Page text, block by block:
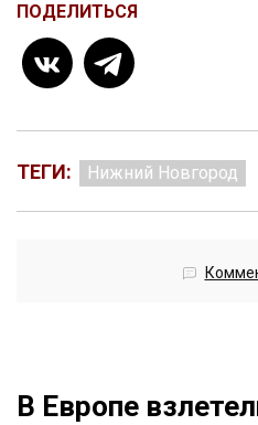
ПОДЕЛИТЬСЯ
ТЕГИ: Нижний Новгород
В Европе